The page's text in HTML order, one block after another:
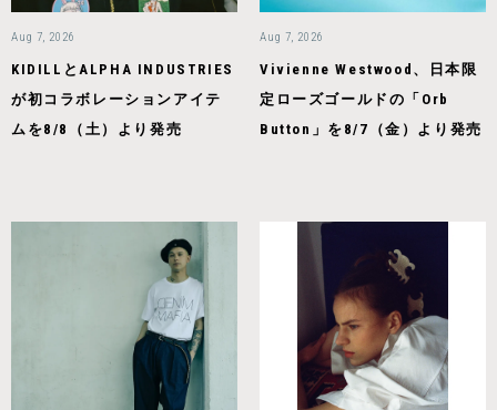
Aug 7, 2026
KIDILLとALPHA INDUSTRIES
が初コラボレーションアイテ
ムを8/8（土）より発売
Aug 7, 2026
Vivienne Westwood、日本限
定ローズゴールドの「Orb
Button」を8/7（金）より発売